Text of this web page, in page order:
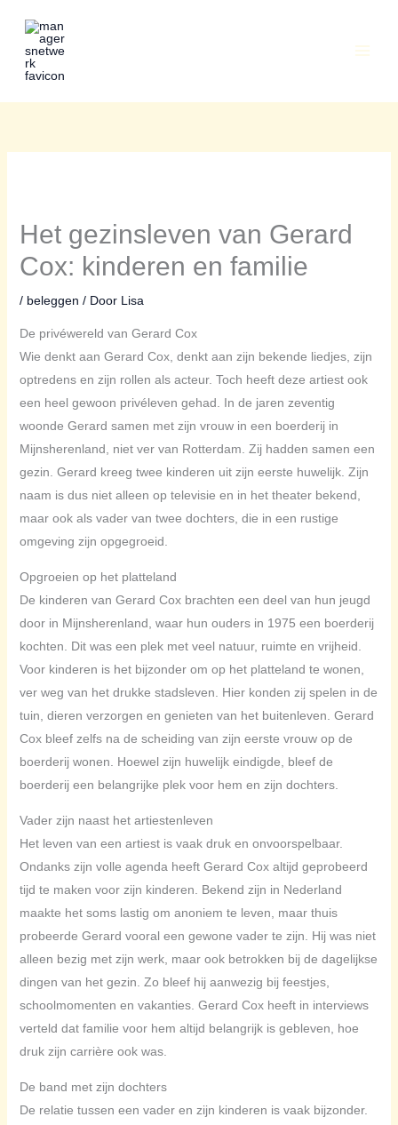
inhoud
Het gezinsleven van Gerard
Cox: kinderen en familie
/ beleggen / Door Lisa
De privéwereld van Gerard Cox
Wie denkt aan Gerard Cox, denkt aan zijn bekende liedjes, zijn
optredens en zijn rollen als acteur. Toch heeft deze artiest ook
een heel gewoon privéleven gehad. In de jaren zeventig
woonde Gerard samen met zijn vrouw in een boerderij in
Mijnsherenland, niet ver van Rotterdam. Zij hadden samen een
gezin. Gerard kreeg twee kinderen uit zijn eerste huwelijk. Zijn
naam is dus niet alleen op televisie en in het theater bekend,
maar ook als vader van twee dochters, die in een rustige
omgeving zijn opgegroeid.
Opgroeien op het platteland
De kinderen van Gerard Cox brachten een deel van hun jeugd
door in Mijnsherenland, waar hun ouders in 1975 een boerderij
kochten. Dit was een plek met veel natuur, ruimte en vrijheid.
Voor kinderen is het bijzonder om op het platteland te wonen,
ver weg van het drukke stadsleven. Hier konden zij spelen in de
tuin, dieren verzorgen en genieten van het buitenleven. Gerard
Cox bleef zelfs na de scheiding van zijn eerste vrouw op de
boerderij wonen. Hoewel zijn huwelijk eindigde, bleef de
boerderij een belangrijke plek voor hem en zijn dochters.
Vader zijn naast het artiestenleven
Het leven van een artiest is vaak druk en onvoorspelbaar.
Ondanks zijn volle agenda heeft Gerard Cox altijd geprobeerd
tijd te maken voor zijn kinderen. Bekend zijn in Nederland
maakte het soms lastig om anoniem te leven, maar thuis
probeerde Gerard vooral een gewone vader te zijn. Hij was niet
alleen bezig met zijn werk, maar ook betrokken bij de dagelijkse
dingen van het gezin. Zo bleef hij aanwezig bij feestjes,
schoolmomenten en vakanties. Gerard Cox heeft in interviews
verteld dat familie voor hem altijd belangrijk is gebleven, hoe
druk zijn carrière ook was.
De band met zijn dochters
De relatie tussen een vader en zijn kinderen is vaak bijzonder.